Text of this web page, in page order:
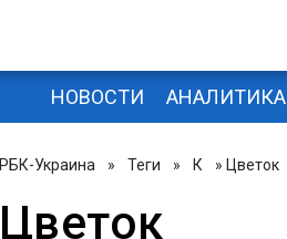
НОВОСТИ АНАЛИТИКА
РБК-Украина » Теги » К » Цветок
Цветок